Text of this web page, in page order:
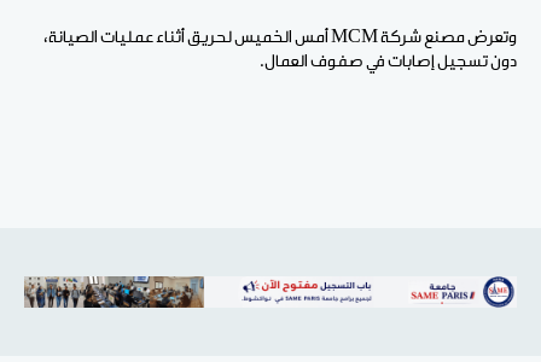
وتعرض مصنع شركة MCM أمس الخميس لحريق أثناء عمليات الصيانة،
دون تسجيل إصابات في صفوف العمال.